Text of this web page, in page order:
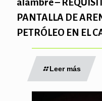
PANTALLA DE
PETRÓLEO EN EL
Leer más